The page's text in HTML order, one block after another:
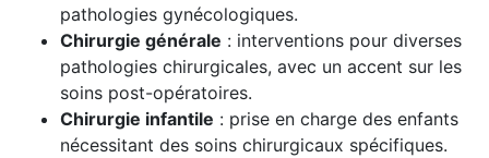
pathologies gynécologiques.
Chirurgie générale : interventions pour diverses
pathologies chirurgicales, avec un accent sur les
soins post-opératoires.
Chirurgie infantile : prise en charge des enfants
nécessitant des soins chirurgicaux spécifiques.